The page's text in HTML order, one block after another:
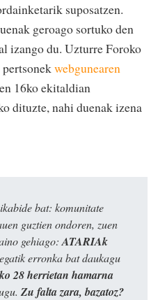
suposatzen.
geroago sortuko den
izango du. Uzturre Foroko
webgunearen
16ko ekitaldian
dituzte, nahi duenak izena
bat: komunitate
guztien ondoren, zuen
gehiago: ATARIAk
erronka bat daukagu
28 herrietan hamarna
Zu falta zara, bazatoz?